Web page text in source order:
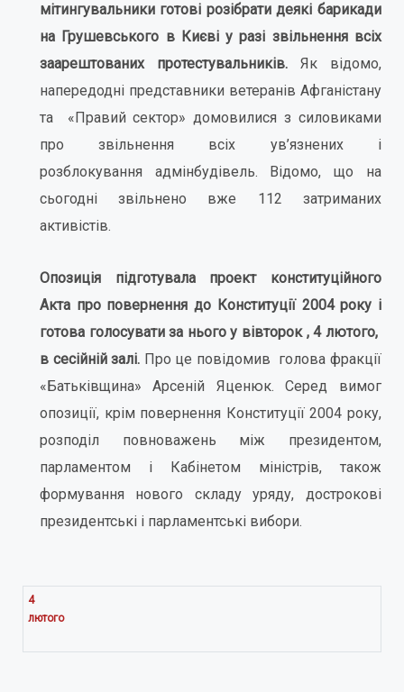
мітингувальники готові розібрати деякі барикади
на Грушевського в Києві у разі звільнення всіх
заарештованих протестувальників. Як відомо,
напередодні представники ветеранів Афганістану
та «Правий сектор» домовилися з силовиками
про звільнення всіх ув’язнених і
розблокування адмінбудівель. Відомо, що на
сьогодні звільнено вже 112 затриманих
активістів.
Опозиція підготувала проект конституційного
Акта про повернення до Конституції 2004 року і
готова голосувати за нього у вівторок , 4 лютого,
в сесійній залі. Про це повідомив голова фракції
«Батьківщина» Арсеній Яценюк. Серед вимог
опозиції, крім повернення Конституції 2004 року,
розподіл повноважень між президентом,
парламентом і Кабінетом міністрів, також
формування нового складу уряду, дострокові
президентські і парламентські вибори.
4
лютого